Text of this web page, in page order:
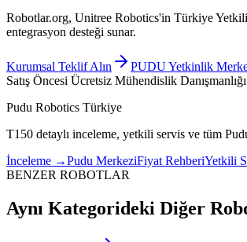
Robotlar.org, Unitree Robotics'in Türkiye
entegrasyon desteği sunar.
Kurumsal Teklif Alın
PUDU Yetkinlik
Satış Öncesi Ücretsiz Mühendislik Danışmanlığı
Pudu Robotics Türkiye
T150 detaylı inceleme, yetkili servis ve tüm
İnceleme →Pudu MerkeziFiyat RehberiYetkili
BENZER ROBOTLAR
Aynı Kategorideki Diğer